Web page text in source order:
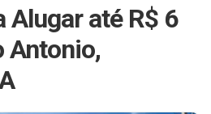
Alugar até R$ 6
Antonio,